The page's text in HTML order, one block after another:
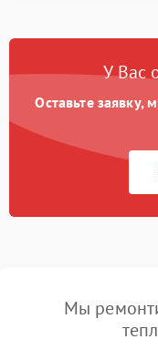
У Вас
Оставьте
Мы